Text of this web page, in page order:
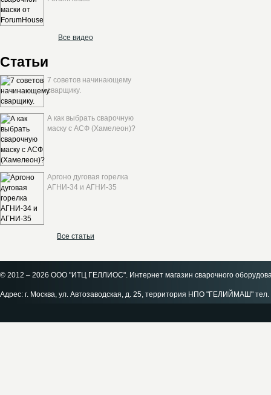
Все видео
Статьи
7 советов начинающему
сварщику.
А как выбрать сварочную
маску с АСФ (Хамелеон)?
Аргоно дуговая горелка
АГНИ-34 и АГНИ-35
Все статьи
© 2012 – 2026 ООО "ИТЦ ГЕЛЛИОС". Интернет магазин сварочного
Адрес: г. Москва, ул. Автозаводская, д. 25, территория НПО "ГЕЛИЙМАШ"